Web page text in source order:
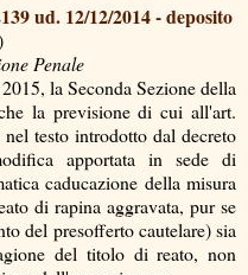
ud. 12/12/2014 - deposito
Penale
la Seconda Sezione della
la previsione di cui all'art.
testo introdotto dal decreto
apportata in sede di
caducazione della misura
di rapina aggravata, pur se
del presofferto cautelare) sia
del titolo di reato, non